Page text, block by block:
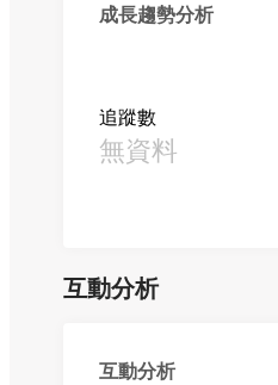
成長趨勢分析
追蹤數
無資料
互動分析
互動分析